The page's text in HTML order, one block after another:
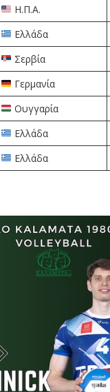
Η.Π.Α.
Ελλάδα
Σερβία
Γερμανία
Ουγγαρία
Ελλάδα
Ελλάδα